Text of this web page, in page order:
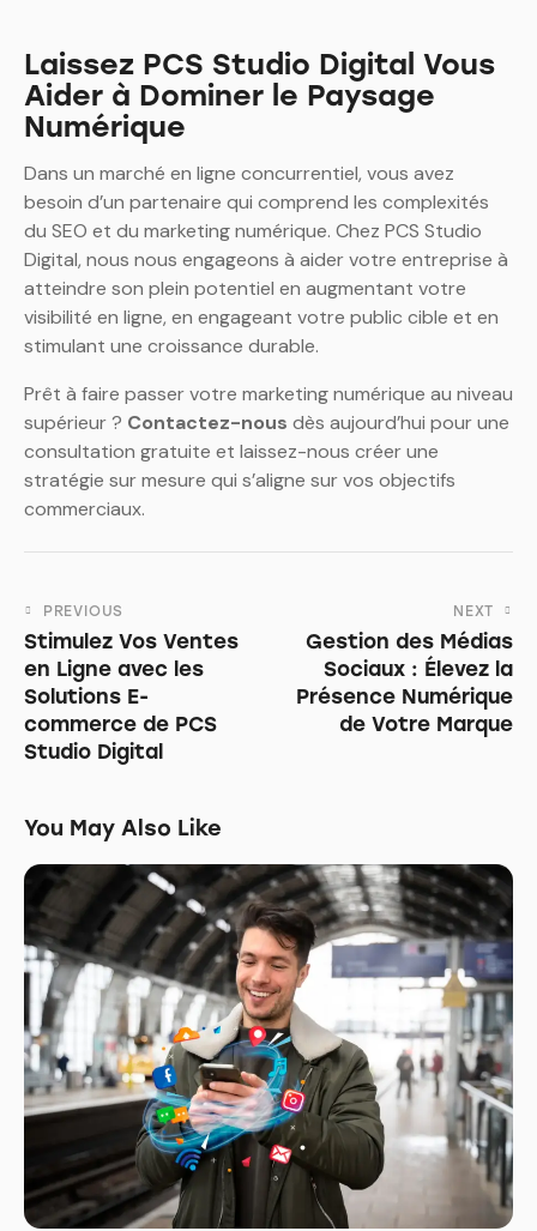
Laissez PCS Studio Digital Vous
Aider à Dominer le Paysage
Numérique
Dans un marché en ligne concurrentiel, vous avez
besoin d’un partenaire qui comprend les complexités
du SEO et du marketing numérique. Chez PCS Studio
Digital, nous nous engageons à aider votre entreprise à
atteindre son plein potentiel en augmentant votre
visibilité en ligne, en engageant votre public cible et en
stimulant une croissance durable.
Prêt à faire passer votre marketing numérique au niveau
supérieur ? Contactez-nous dès aujourd’hui pour une
consultation gratuite et laissez-nous créer une
stratégie sur mesure qui s’aligne sur vos objectifs
commerciaux.
PREVIOUS
Stimulez Vos Ventes
en Ligne avec les
Solutions E-
commerce de PCS
Studio Digital
NEXT
Gestion des Médias
Sociaux : Élevez la
Présence Numérique
de Votre Marque
You May Also Like